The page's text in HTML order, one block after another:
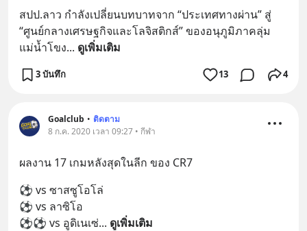
สปป.ลาว กำลังเปลี่ยนบทบาทจาก “ประเทศทางผ่าน” สู่
“ศูนย์กลางเศรษฐกิจและโลจิสติกส์” ของอนุภูมิภาคลุ่ม
แม่น้ำโขง... ดูเพิ่มเติม
3 บันทึก 13 4
Goalclub • ติดตาม
8 ก.ค. 2020 เวลา 09:27 • กีฬา
ผลงาน 17 เกมหลังสุดในลีก ของ CR7
⚽ vs ซาสซูโอโล่
⚽ vs ลาซิโอ
⚽⚽ vs อูดิเนเซ่... ดูเพิ่มเติม